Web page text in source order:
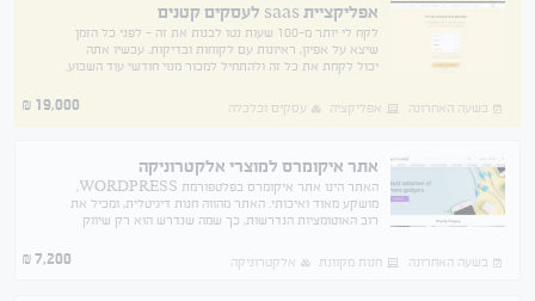
אפליקציית saas לעסקים קטנים
לקח לי יותר מ-100 שעות נטו לבנות את זה - לפני כל הזמן
שיצא על אפיון, ראיונות עם לקוחות ובדיקות. עכשיו אתה
יכול לקחת את כל זה ולהתחיל למכור מנוי חודשי עוד השבוע.
בשעה האחרונה
אפליקציה עסקים וכלכלה 19,000
₪
אתר איקומרס למוצרי אלקטרוניקה
האתר הינו אתר איקומרס בפלטפורמת WORDPRESS,
מושקע מאוד ואיכותי. האתר מהווה חנות דיגיטלית, ומכיל את
רוב האוטומציות הנדרשות, כך שמה שנדרש הוא רק שיווק
בשעה האחרונה
חנות מקוונת אלקטרוניקה 7,200
₪